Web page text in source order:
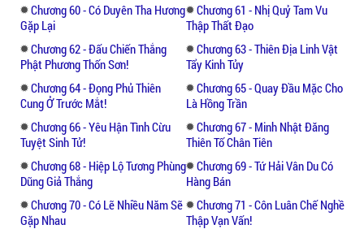
Chương 60 - Có Duyên Tha Hương
Gặp Lại
Chương 61 - Nhị Quỷ Tam Vu
Thập Thất Đạo
Chương 62 - Đấu Chiến Thắng
Phật Phương Thốn Sơn!
Chương 63 - Thiên Địa Linh Vật
Tẩy Kinh Tủy
Chương 64 - Đọng Phủ Thiên
Cung Ở Trước Mắt!
Chương 65 - Quay Đầu Mặc Cho
Là Hồng Trần
Chương 66 - Yêu Hận Tình Cừu
Tuyệt Sinh Tử!
Chương 67 - Minh Nhật Đăng
Thiên Tố Chân Tiên
Chương 68 - Hiệp Lộ Tương Phùng
Dũng Giả Thắng
Chương 69 - Tứ Hải Vân Du Có
Hàng Bán
Chương 70 - Có Lẽ Nhiều Năm Sẽ
Gặp Nhau
Chương 71 - Côn Luân Chế Nghề
Thập Vạn Vấn!